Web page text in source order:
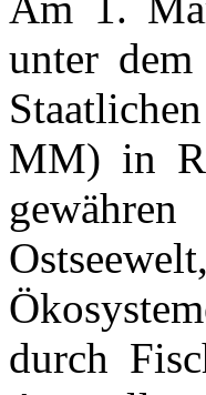
unter
MM) in
durch